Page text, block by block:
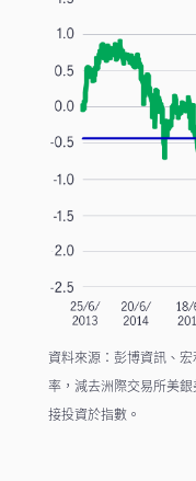
資料來源：彭博資訊、
率，減去洲際交易所美
接投資於指數。